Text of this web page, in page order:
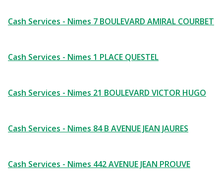
Cash Services - Nimes 7 BOULEVARD AMIRAL COURBET
Cash Services - Nimes 1 PLACE QUESTEL
Cash Services - Nimes 21 BOULEVARD VICTOR HUGO
Cash Services - Nimes 84 B AVENUE JEAN JAURES
Cash Services - Nimes 442 AVENUE JEAN PROUVE